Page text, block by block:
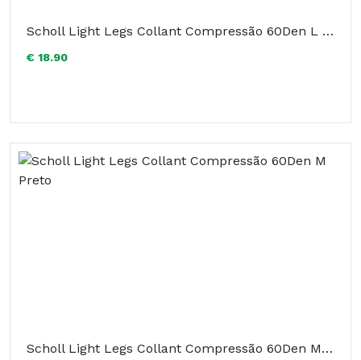
Scholl Light Legs Collant Compressão 60Den L Preto
€ 18.90
Scholl Light Legs Collant Compressão 60Den M Preto